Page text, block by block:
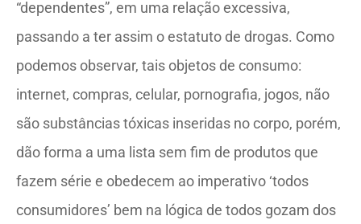
“dependentes”, em uma relação excessiva,
passando a ter assim o estatuto de drogas. Como
podemos observar, tais objetos de consumo:
internet, compras, celular, pornografia, jogos, não
são substâncias tóxicas inseridas no corpo, porém,
dão forma a uma lista sem fim de produtos que
fazem série e obedecem ao imperativo ‘todos
consumidores’ bem na lógica de todos gozam dos